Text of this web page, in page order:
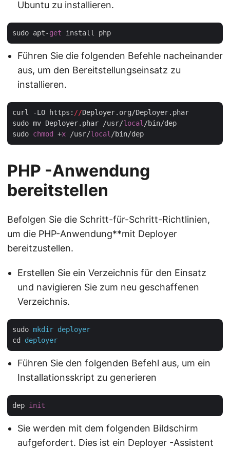
Ubuntu zu installieren.
sudo apt-get
Führen Sie die folgenden Befehle nacheinander
aus, um den Bereitstellungseinsatz zu
installieren.
curl -LO https: //Deployer.org/Deployer.phar
sudo mv Deployer.phar /usr/local /bin/dep
sudo chmod +x /usr/local
PHP -Anwendung
bereitstellen
Befolgen Sie die Schritt-für-Schritt-Richtlinien,
um die PHP-Anwendung**mit Deployer
bereitzustellen.
Erstellen Sie ein Verzeichnis für den Einsatz
und navigieren Sie zum neu geschaffenen
Verzeichnis.
sudo mkdir deployer
cd
deployer
Führen Sie den folgenden Befehl aus, um ein
Installationsskript zu generieren
dep init
Sie werden mit dem folgenden Bildschirm
aufgefordert. Dies ist ein Deployer -Assistent